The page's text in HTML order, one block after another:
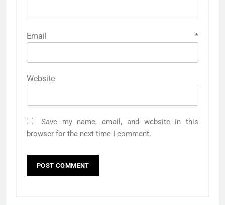
Email *
Website
Save my name, email, and website in this
browser for the next time I comment.